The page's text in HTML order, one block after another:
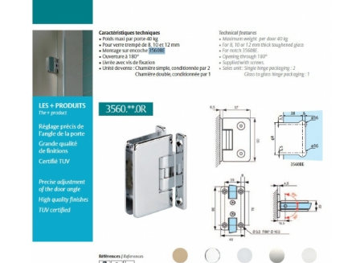
SUIVI DE COMMANDE
TOUS LES TARIFS AU M2
GUIDE : CHOIX PAR UTILISATION
INSPIRATIONS ET NOUVEAUTÉS
AMBIANCE LAITON BROSSÉ
MIROIRS VIEILLIS AMBIANCE BRASSERIE
MIROIR SUR MESURE